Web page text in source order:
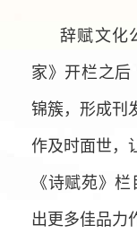
辞赋文化
家》开栏之
锦簇，形成刊
作及时面世，
《诗赋苑》
出更多佳品力